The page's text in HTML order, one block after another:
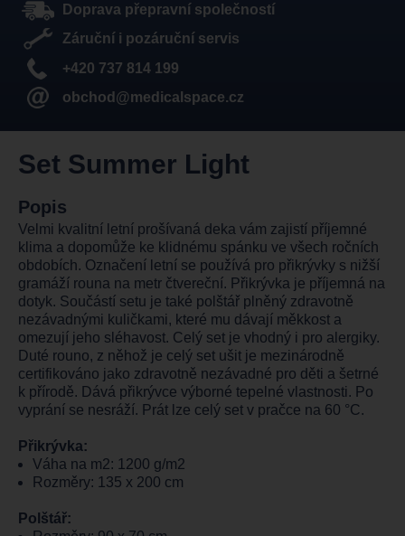
Doprava přepravní společností
Záruční i pozáruční servis
+420 737 814 199
obchod@medicalspace.cz
Set Summer Light
Popis
Velmi kvalitní letní prošívaná deka vám zajistí příjemné
klima a dopomůže ke klidnému spánku ve všech ročních
obdobích. Označení letní se používá pro přikrývky s nižší
gramáží rouna na metr čtvereční. Přikrývka je příjemná na
dotyk. Součástí setu je také polštář plněný zdravotně
nezávadnými kuličkami, které mu dávají měkkost a
omezují jeho sléhavost. Celý set je vhodný i pro alergiky.
Duté rouno, z něhož je celý set ušit je mezinárodně
certifikováno jako zdravotně nezávadné pro děti a šetrné
k přírodě. Dává přikrývce výborné tepelné vlastnosti. Po
vyprání se nesráží. Prát lze celý set v pračce na 60 °C.
Přikrývka:
Váha na m2: 1200 g/m2
Rozměry: 135 x 200 cm
Polštář: